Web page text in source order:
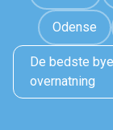
Odense
De bedste
overnatning